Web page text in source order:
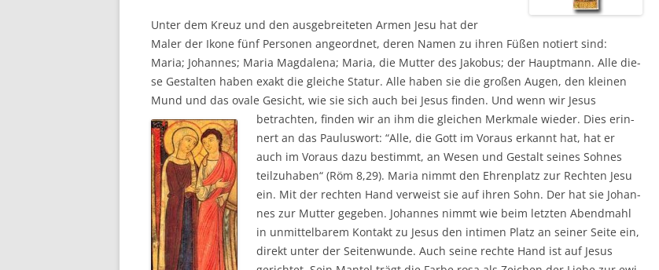
Unter dem Kreuz und den aus­ge­brei­te­ten Armen Jesu hat der
Maler der Iko­ne fünf Per­so­nen ange­ord­net, deren Namen zu ihren Füßen notiert sind:
Maria; Johan­nes; Maria Mag­da­le­na; Maria, die Mut­ter des Jako­bus; der Haupt­mann. Alle die­
se Gestal­ten haben exakt die glei­che Sta­tur. Alle haben sie die gro­ßen Augen, den klei­nen
Mund und das ova­le Gesicht, wie sie sich auch bei Jesus fin­den. Und wenn wir Jesus
betrach­ten, fin­den wir an ihm die glei­chen Merk­ma­le wie­der. Dies erin­
nert an das Pau­lus­wort: “Alle, die Gott im Vor­aus erkannt hat, hat er
auch im Vor­aus dazu bestimmt, an Wesen und Gestalt sei­nes Soh­nes
teil­zu­ha­ben“ (Röm 8,29). Maria nimmt den Ehren­platz zur Rech­ten Jesu
ein. Mit der rech­ten Hand ver­weist sie auf ihren Sohn. Der hat sie Johan­
nes zur Mut­ter gege­ben. Johan­nes nimmt wie beim letz­ten Abend­mahl
in unmit­tel­ba­rem Kon­takt zu Jesus den inti­men Platz an sei­ner Sei­te ein,
direkt unter der Sei­ten­wun­de. Auch sei­ne rech­te Hand ist auf Jesus